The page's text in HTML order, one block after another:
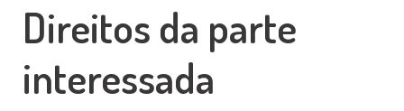
Direitos da parte
interessada